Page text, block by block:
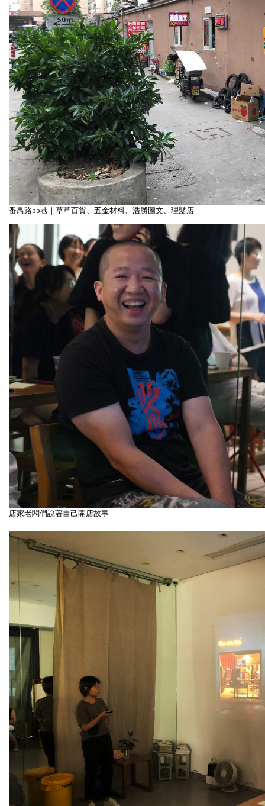
番禺路55巷｜草草百貨、五金材料、浩勝圖文、理髮店
店家老闆們說著自己開店故事